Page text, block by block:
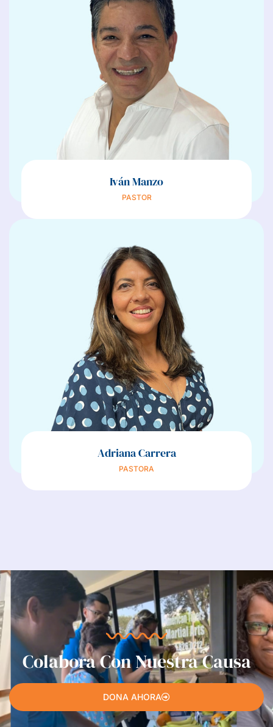
Iván Manzo
PASTOR
Adriana Carrera
PASTORA
Colabora Con Nuestra Causa
DONA AHORA